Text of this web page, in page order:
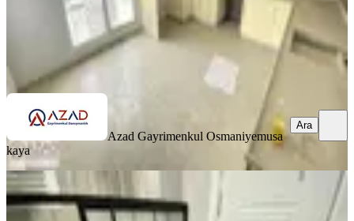
Azad Gayrimenkul Osmaniye musa kaya
Azad Gayrimenkul Osmaniyemusa
kaya
Ara
SIFIR BİNA
Azad-vali Konağı Civarı Satılık Sıfır
3+1 Açık Mutfak Daire